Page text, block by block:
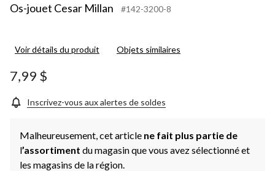
Os-jouet Cesar Millan #142-3200-8
Voir détails du produit Objets similaires
7,99 $
Inscrivez-vous aux alertes de soldes
Malheureusement, cet article ne fait plus partie de
l’assortiment du magasin que vous avez sélectionné et
les magasins de la région.